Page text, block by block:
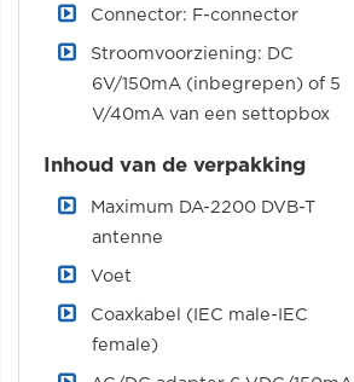
Connector: F-connector
Stroomvoorziening: DC
6V/150mA (inbegrepen) of 5
V/40mA van een settopbox
Inhoud van de verpakking
Maximum DA-2200 DVB-T
antenne
Voet
Coaxkabel (IEC male-IEC
female)